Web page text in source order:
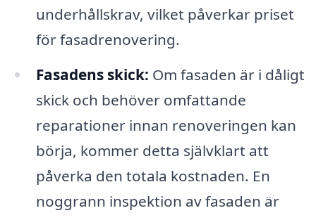
underhållskrav, vilket påverkar priset
för fasadrenovering.
Fasadens skick: Om fasaden är i dåligt
skick och behöver omfattande
reparationer innan renoveringen kan
börja, kommer detta självklart att
påverka den totala kostnaden. En
noggrann inspektion av fasaden är